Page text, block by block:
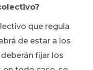
que regula
de estar a los
fijar los